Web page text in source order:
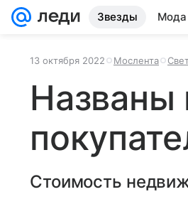
Звезды Мода
13 октября 2022 Мослента
Названы
Стоимость